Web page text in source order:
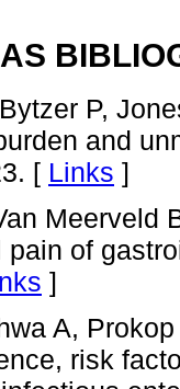
P,
and
[ Links ]
Meerveld
of
]
A,
risk